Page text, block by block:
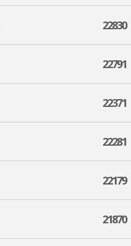
22830
22791
22371
22281
22179
21870